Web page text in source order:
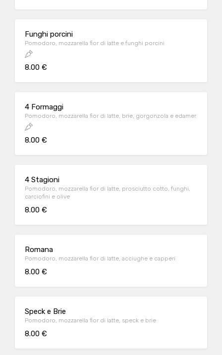
Funghi porcini
Pomodoro, mozzarella fior di latte e funghi porcini
8.00 €
4 Formaggi
Pomodoro, mozzarella fior di latte, brie, gorgonzola e edamer
8.00 €
4 Stagioni
Pomodoro, mozzarella fior di latte, prosciutto cotto, funghi,
carciofini e olive
8.00 €
Romana
Pomodoro, mozzarella fior di latte, acciughe e capperi
8.00 €
Speck e Brie
Pomodoro, mozzarella fior di latte, speck e brie
8.00 €